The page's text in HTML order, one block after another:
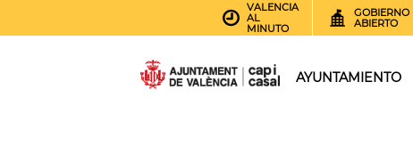
VALENCIA
AL
MINUTO
GOBIERNO
ABIERTO
AYUNTAMIENTO